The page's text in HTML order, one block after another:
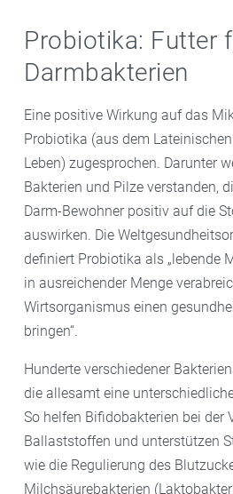
Probiotika: Futter
Darmbakterien
Eine positive Wirkung auf das
Probiotika (aus dem Lateinischen
Leben) zugesprochen. Darunter
Bakterien und Pilze verstanden,
Darm-Bewohner positiv auf die
auswirken. Die
definiert Probiotika als „lebende
in ausreichender Menge
Wirtsorganismus einen
bringen“.
Hunderte verschiedener
die allesamt eine
So helfen Bifidobakterien bei der
Ballaststoffen und unterstützen
wie die Regulierung des
Milchsäurebakterien